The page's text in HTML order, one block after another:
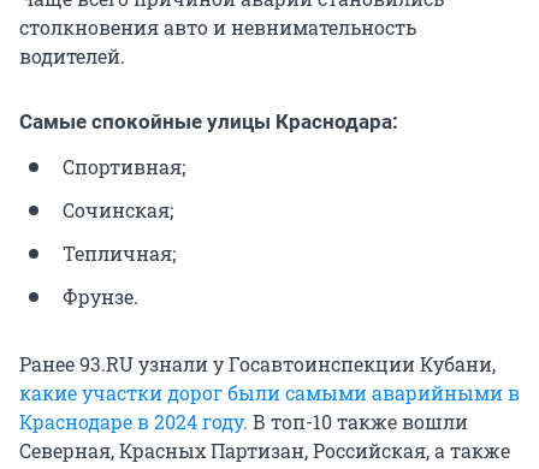
столкновения авто и невнимательность
водителей.
Самые спокойные улицы Краснодара:
Спортивная;
Сочинская;
Тепличная;
Фрунзе.
Ранее 93.RU узнали у Госавтоинспекции Кубани,
какие участки дорог были самыми аварийными в
Краснодаре в 2024 году. В топ-10 также вошли
Северная, Красных Партизан, Российская, а также